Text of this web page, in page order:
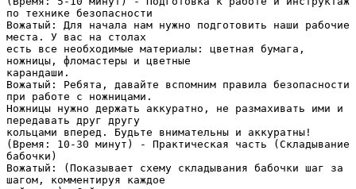
по технике безопасности
Вожатый: Для начала нам нужно подготовить наши рабочие
места. У вас на столах
есть все необходимые материалы: цветная бумага,
ножницы, фломастеры и цветные
карандаши.
Вожатый: Ребята, давайте вспомним правила безопасности
при работе с ножницами.
Ножницы нужно держать аккуратно, не размахивать ими и
передавать друг другу
кольцами вперед. Будьте внимательны и аккуратны!
(Время: 10-30 минут) - Практическая часть (Складывание
бабочки)
Вожатый: (Показывает схему складывания бабочки шаг за
шагом, комментируя каждое